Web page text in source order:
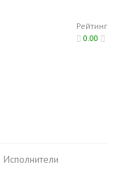
Рейтинг
0.00
Исполнители